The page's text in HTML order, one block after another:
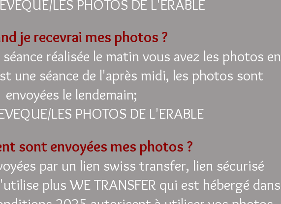
LES PHOTOS DE L'ERABLE
je recevrai mes photos ?
réalisée le matin vous avez les photos en
une séance de l'après midi, les photos sont
envoyées le lendemain;
LES PHOTOS DE L'ERABLE
sont envoyées mes photos ?
par un lien swiss transfer, lien sécurisé
plus WE TRANSFER qui est hébergé dans